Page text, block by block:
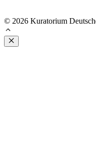
© 2026 Kuratorium
Schließen